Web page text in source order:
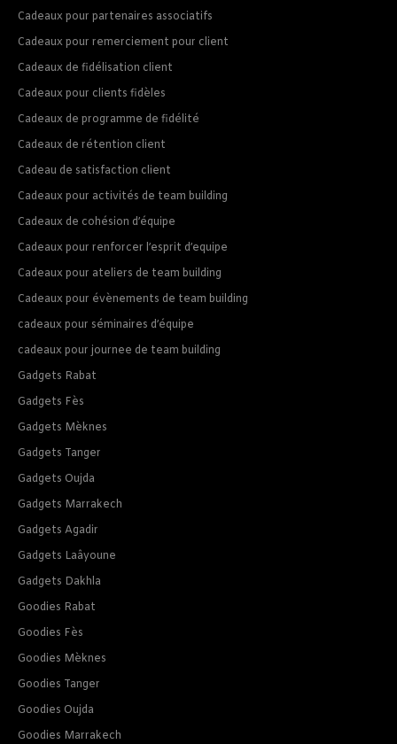
Cadeaux pour partenaires associatifs
Cadeaux pour remerciement pour client
Cadeaux de fidélisation client
Cadeaux pour clients fidèles
Cadeaux de programme de fidélité
Cadeaux de rétention client
Cadeau de satisfaction client
Cadeaux pour activités de team building
Cadeaux de cohésion d’équipe
Cadeaux pour renforcer l’esprit d’equipe
Cadeaux pour ateliers de team building
Cadeaux pour évènements de team building
cadeaux pour séminaires d’équipe
cadeaux pour journee de team building
Gadgets Rabat
Gadgets Fès
Gadgets Mèknes
Gadgets Tanger
Gadgets Oujda
Gadgets Marrakech
Gadgets Agadir
Gadgets Laâyoune
Gadgets Dakhla
Goodies Rabat
Goodies Fès
Goodies Mèknes
Goodies Tanger
Goodies Oujda
Goodies Marrakech